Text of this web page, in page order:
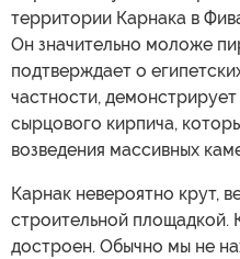
территории Карнака в
Он значительно моложе
подтверждает о
частности,
сырцового кирпича,
возведения массивных
Карнак невероятно крут,
строительной площадкой.
достроен. Обычно мы не